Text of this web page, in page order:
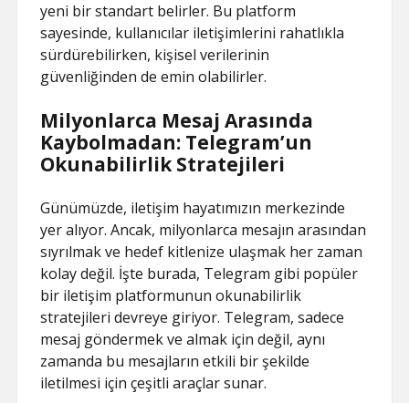
yeni bir standart belirler. Bu platform
sayesinde, kullanıcılar iletişimlerini rahatlıkla
sürdürebilirken, kişisel verilerinin
güvenliğinden de emin olabilirler.
Milyonlarca Mesaj Arasında
Kaybolmadan: Telegram’un
Okunabilirlik Stratejileri
Günümüzde, iletişim hayatımızın merkezinde
yer alıyor. Ancak, milyonlarca mesajın arasından
sıyrılmak ve hedef kitlenize ulaşmak her zaman
kolay değil. İşte burada, Telegram gibi popüler
bir iletişim platformunun okunabilirlik
stratejileri devreye giriyor. Telegram, sadece
mesaj göndermek ve almak için değil, aynı
zamanda bu mesajların etkili bir şekilde
iletilmesi için çeşitli araçlar sunar.